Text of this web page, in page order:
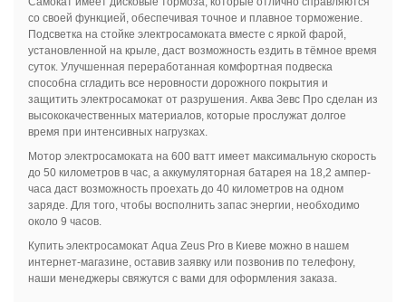
со своей функцией, обеспечивая точное и плавное торможение.
Подсветка на стойке электросамоката вместе с яркой фарой,
установленной на крыле, даст возможность ездить в тёмное время
суток. Улучшенная переработанная комфортная подвеска
способна сгладить все неровности дорожного покрытия и
защитить электросамокат от разрушения. Аква Зевс Про сделан из
высококачественных материалов, которые прослужат долгое
время при интенсивных нагрузках.
Мотор электросамоката на 600 ватт имеет максимальную скорость
до 50 километров в час, а аккумуляторная батарея на 18,2 ампер-
часа даст возможность проехать до 40 километров на одном
заряде. Для того, чтобы восполнить запас энергии, необходимо
около 9 часов.
Купить электросамокат Aqua Zeus Pro в Киеве можно в нашем
интернет-магазине, оставив заявку или позвонив по телефону,
наши менеджеры свяжутся с вами для оформления заказа.